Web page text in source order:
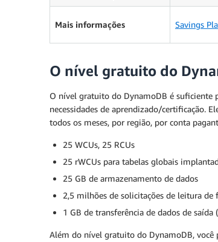
Mais informações Savings
O nível gratuito do
O nível gratuito do DynamoDB é suficiente
necessidades de aprendizado/certificação.
todos os meses, por região, por conta
25 WCUs, 25 RCUs
25 rWCUs para tabelas globais
25 GB de armazenamento de dados
2,5 milhões de solicitações de leitura
1 GB de transferência de dados de
Além do nível gratuito do DynamoDB,